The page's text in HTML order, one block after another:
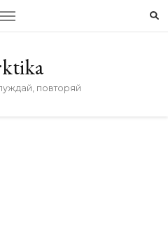
повторяй